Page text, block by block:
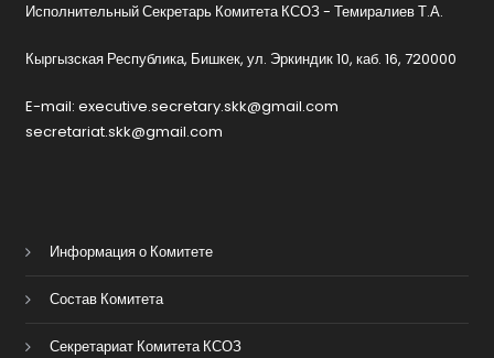
Исполнительный Секретарь Комитета КСОЗ - Темиралиев Т.А.
Кыргызская Республика, Бишкек, ул. Эркиндик 10, каб. 16, 720000
E-mail: executive.secretary.skk@gmail.com
secretariat.skk@gmail.com
Информация о Комитете
Состав Комитета
Секретариат Комитета КСОЗ